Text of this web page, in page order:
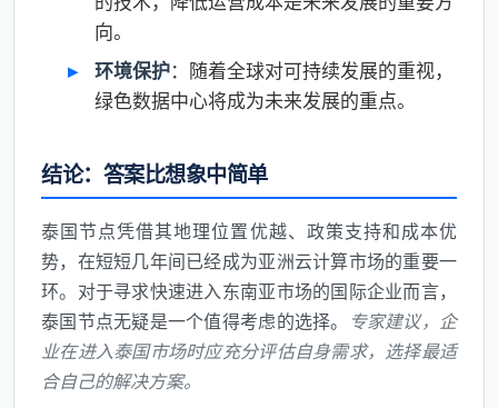
向。
环境保护：随着全球对可持续发展的重视，
绿色数据中心将成为未来发展的重点。
结论：答案比想象中简单
泰国节点凭借其地理位置优越、政策支持和成本优
势，在短短几年间已经成为亚洲云计算市场的重要一
环。对于寻求快速进入东南亚市场的国际企业而言，
泰国节点无疑是一个值得考虑的选择。
专家建议，企
业在进入泰国市场时应充分评估自身需求，选择最适
合自己的解决方案。